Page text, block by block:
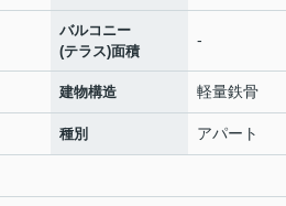
バルコニー
(テラス)面積
-
建物構造 軽量鉄骨
種別 アパート